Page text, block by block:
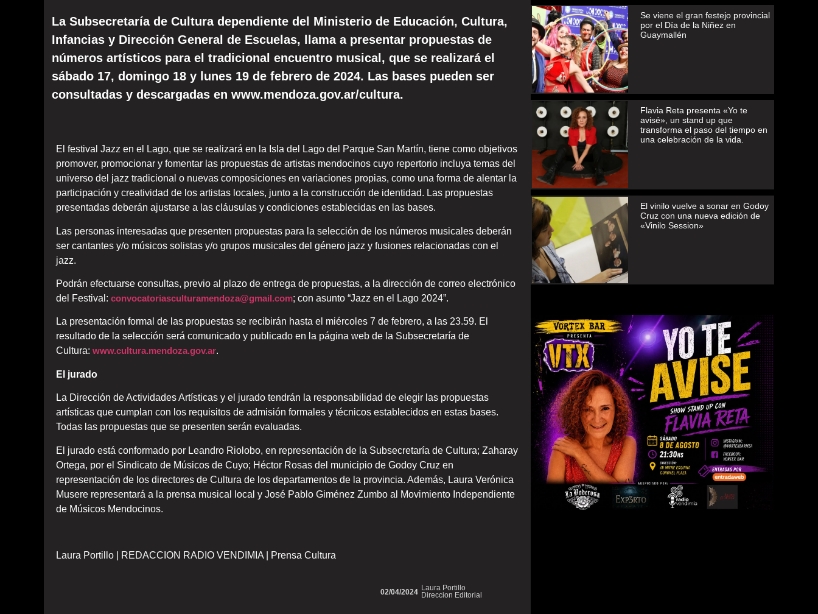
La Subsecretaría de Cultura dependiente del Ministerio de Educación, Cultura,
Infancias y Dirección General de Escuelas, llama a presentar propuestas de
números artísticos para el tradicional encuentro musical, que se realizará el
sábado 17, domingo 18 y lunes 19 de febrero de 2024. Las bases pueden ser
consultadas y descargadas en www.mendoza.gov.ar/cultura.
El festival Jazz en el Lago, que se realizará en la Isla del Lago del Parque San Martín, tiene como objetivos
promover, promocionar y fomentar las propuestas de artistas mendocinos cuyo repertorio incluya temas del
universo del jazz tradicional o nuevas composiciones en variaciones propias, como una forma de alentar la
participación y creatividad de los artistas locales, junto a la construcción de identidad. Las propuestas
presentadas deberán ajustarse a las cláusulas y condiciones establecidas en las bases.
Las personas interesadas que presenten propuestas para la selección de los números musicales deberán
ser cantantes y/o músicos solistas y/o grupos musicales del género jazz y fusiones relacionadas con el
jazz.
Podrán efectuarse consultas, previo al plazo de entrega de propuestas, a la dirección de correo electrónico
del Festival: convocatoriasculturamendoza@gmail.com; con asunto “Jazz en el Lago 2024”.
La presentación formal de las propuestas se recibirán hasta el miércoles 7 de febrero, a las 23.59. El
resultado de la selección será comunicado y publicado en la página web de la Subsecretaría de
Cultura: www.cultura.mendoza.gov.ar.
El jurado
La Dirección de Actividades Artísticas y el jurado tendrán la responsabilidad de elegir las propuestas
artísticas que cumplan con los requisitos de admisión formales y técnicos establecidos en estas bases.
Todas las propuestas que se presenten serán evaluadas.
El jurado está conformado por Leandro Riolobo, en representación de la Subsecretaría de Cultura; Zaharay
Ortega, por el Sindicato de Músicos de Cuyo; Héctor Rosas del municipio de Godoy Cruz en
representación de los directores de Cultura de los departamentos de la provincia. Además, Laura Verónica
Musere representará a la prensa musical local y José Pablo Giménez Zumbo al Movimiento Independiente
de Músicos Mendocinos.
Laura Portillo | REDACCION RADIO VENDIMIA | Prensa Cultura
Laura Portillo
Direccion Editorial
02/04/2024
Se viene el gran festejo provincial
por el Día de la Niñez en
Guaymallén
Flavia Reta presenta «Yo te
avisé», un stand up que
transforma el paso del tiempo en
una celebración de la vida.
El vinilo vuelve a sonar en Godoy
Cruz con una nueva edición de
«Vinilo Session»